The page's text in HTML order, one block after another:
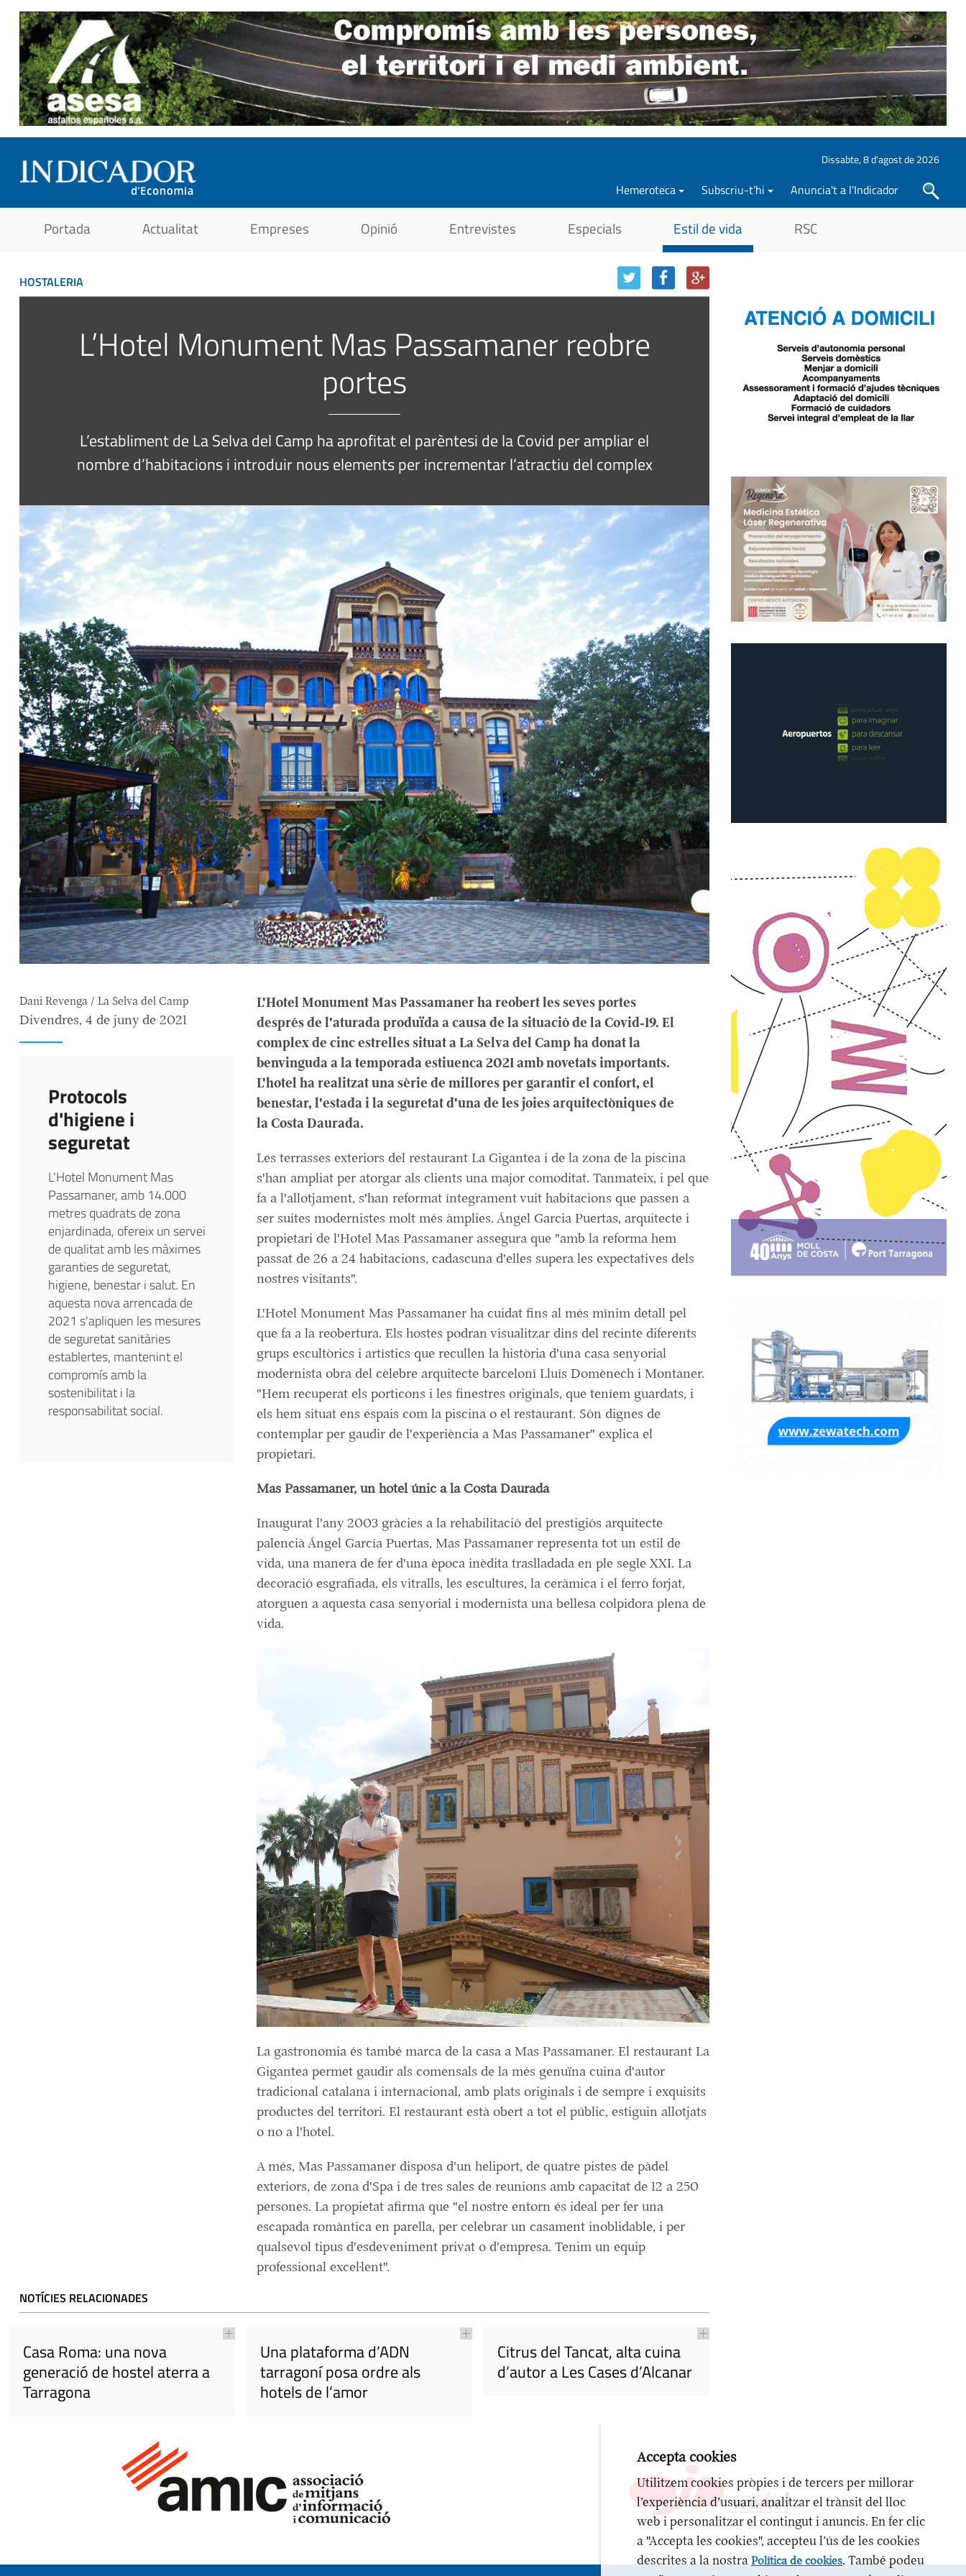
Dissabte, 8 d'agost de 2026
Hemeroteca Subscriu-t’hi
Anuncia't a l'Indicador
Cercar
Portada Actualitat Empreses Opinió Entrevistes Especials Estil de vida RSC
HOSTALERIA
L’Hotel Monument Mas Passamaner reobre
portes
L’establiment de La Selva del Camp ha aprofitat el parèntesi de la Covid per ampliar el
nombre d’habitacions i introduir nous elements per incrementar l’atractiu del complex
Dani Revenga / La Selva del Camp
Divendres, 4 de juny de 2021
Protocols
d'higiene i
seguretat
L'Hotel Monument Mas
Passamaner, amb 14.000
metres quadrats de zona
enjardinada, ofereix un servei
de qualitat amb les màximes
garanties de seguretat,
higiene, benestar i salut. En
aquesta nova arrencada de
2021 s'apliquen les mesures
de seguretat sanitàries
establertes, mantenint el
compromís amb la
sostenibilitat i la
responsabilitat social.
L'Hotel Monument Mas Passamaner ha reobert les seves portes
després de l'aturada produïda a causa de la situació de la Covid-19. El
complex de cinc estrelles situat a La Selva del Camp ha donat la
benvinguda a la temporada estiuenca 2021 amb novetats importants.
L'hotel ha realitzat una sèrie de millores per garantir el confort, el
benestar, l'estada i la seguretat d'una de les joies arquitectòniques de
la Costa Daurada.
Les terrasses exteriors del restaurant La Gigantea i de la zona de la piscina
s'han ampliat per atorgar als clients una major comoditat. Tanmateix, i pel que
fa a l'allotjament, s'han reformat íntegrament vuit habitacions que passen a
ser suites modernistes molt més àmplies. Ángel Garcia Puertas, arquitecte i
propietari de l'Hotel Mas Passamaner assegura que "amb la reforma hem
passat de 26 a 24 habitacions, cadascuna d'elles supera les expectatives dels
nostres visitants".
L'Hotel Monument Mas Passamaner ha cuidat fins al més mínim detall pel
que fa a la reobertura. Els hostes podran visualitzar dins del recinte diferents
grups escultòrics i artístics que recullen la història d'una casa senyorial
modernista obra del cèlebre arquitecte barceloní Lluís Domènech i Montaner.
"Hem recuperat els porticons i les finestres originals, que teníem guardats, i
els hem situat ens espais com la piscina o el restaurant. Són dignes de
contemplar per gaudir de l'experiència a Mas Passamaner" explica el
propietari.
Mas Passamaner, un hotel únic a la Costa Daurada
Inaugurat l'any 2003 gràcies a la rehabilitació del prestigiós arquitecte
palencià Ángel García Puertas, Mas Passamaner representa tot un estil de
vida, una manera de fer d'una època inèdita traslladada en ple segle XXI. La
decoració esgrafiada, els vitralls, les escultures, la ceràmica i el ferro forjat,
atorguen a aquesta casa senyorial i modernista una bellesa colpidora plena de
vida.
La gastronomia és també marca de la casa a Mas Passamaner. El restaurant La
Gigantea permet gaudir als comensals de la més genuïna cuina d'autor
tradicional catalana i internacional, amb plats originals i de sempre i exquisits
productes del territori. El restaurant està obert a tot el públic, estiguin allotjats
o no a l'hotel.
A més, Mas Passamaner disposa d'un heliport, de quatre pistes de pàdel
exteriors, de zona d'Spa i de tres sales de reunions amb capacitat de 12 a 250
persones. La propietat afirma que "el nostre entorn és ideal per fer una
escapada romàntica en parella, per celebrar un casament inoblidable, i per
qualsevol tipus d'esdeveniment privat o d'empresa. Tenim un equip
professional excel·lent".
NOTÍCIES RELACIONADES
Casa Roma: una nova
generació de hostel aterra a
Tarragona
Una plataforma d’ADN
tarragoní posa ordre als
hotels de l’amor
Citrus del Tancat, alta cuina
d’autor a Les Cases d’Alcanar
Accepta cookies
Utilitzem cookies pròpies i de tercers per millorar
l’experiència d’usuari, analitzar el trànsit del lloc
web i personalitzar el contingut i anuncis. En fer clic
a "Accepta les cookies", accepteu l’ús de les cookies
descrites a la nostraPolítica de cookies. També podeu